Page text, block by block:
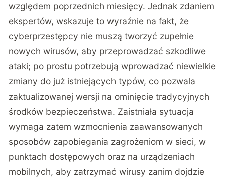
względem poprzednich miesięcy. Jednak zdaniem
ekspertów, wskazuje to wyraźnie na fakt, że
cyberprzestępcy nie muszą tworzyć zupełnie
nowych wirusów, aby przeprowadzać szkodliwe
ataki; po prostu potrzebują wprowadzać niewielkie
zmiany do już istniejących typów, co pozwala
zaktualizowanej wersji na ominięcie tradycyjnych
środków bezpieczeństwa. Zaistniała sytuacja
wymaga zatem wzmocnienia zaawansowanych
sposobów zapobiegania zagrożeniom w sieci, w
punktach dostępowych oraz na urządzeniach
mobilnych, aby zatrzymać wirusy zanim dojdzie